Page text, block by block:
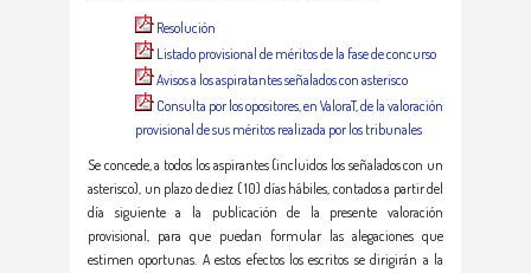
Resolución
Listado provisional de méritos de la fase de concurso
Avisos a los aspiratantes señalados con asterisco
Consulta por los opositores, en ValoraT, de la valoración
provisional de sus méritos realizada por los tribunales
Se concede, a todos los aspirantes (incluidos los señalados con un
asterisco), un plazo de diez ( 10) días hábiles, contados a partir del
día siguiente a la publicación de la presente valoración
provisional, para que puedan formular las alegaciones que
estimen oportunas. A estos efectos los escritos se dirigirán a la